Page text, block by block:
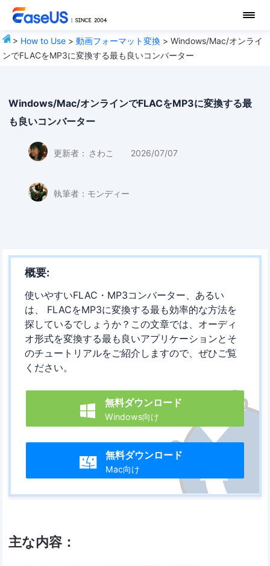
> How to Use >動画フォーマット変換 > Windows/Mac/オンライ
ンでFLACをMP3に変換する最も良いコンバーター
Windows/Mac/オンラインでFLACをMP3に変換する最
も良いコンバーター
更新者： さわこ 2026/07/07
執筆者： モンディー
概要:
使いやすいFLAC・MP3コンバーター、あるい
は、 FLACをMP3に変換する最も効率的な方法を
探しているでしょうか？この文章では、オーディ
オ形式を変換する最も良いアプリケーションとそ
のチュートリアルをご紹介しますので、ぜひご覧
ください。

無料ダウンロード
Windows向け

無料ダウンロード
Mac向け
主な内容：